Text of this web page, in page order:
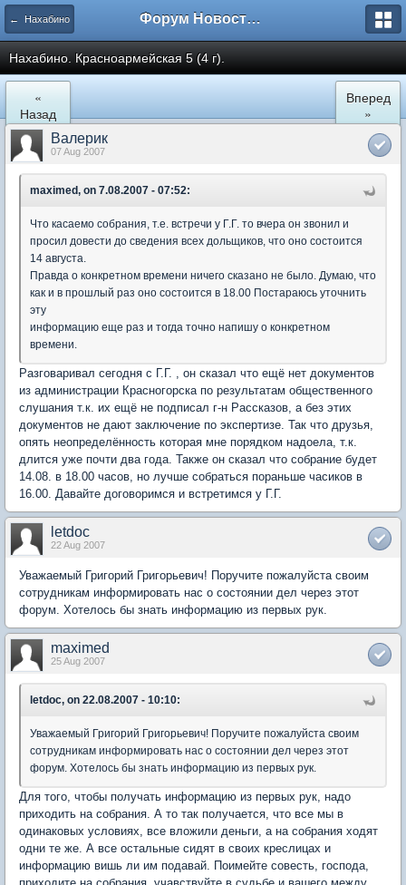
← Нахабино Форум Новостройки
Нахабино. Красноармейская 5 (4 г).
«
Назад
Вперед
»
Валерик
07 Aug 2007
maximed, on 7.08.2007 - 07:52:
Что касаемо собрания, т.е. встречи у Г.Г. то вчера он звонил и
просил довести до сведения всех дольщиков, что оно состоится
14 августа.
Правда о конкретном времени ничего сказано не было. Думаю, что
как и в прошлый раз оно состоится в 18.00 Постараюсь уточнить
эту
информацию еще раз и тогда точно напишу о конкретном
времени.
Разговаривал сегодня с Г.Г. , он сказал что ещё нет документов
из администрации Красногорска по результатам общественного
слушания т.к. их ещё не подписал г-н Рассказов, а без этих
документов не дают заключение по экспертизе. Так что друзья,
опять неопределённость которая мне порядком надоела, т.к.
длится уже почти два года. Также он сказал что собрание будет
14.08. в 18.00 часов, но лучше собраться пораньше часиков в
16.00. Давайте договоримся и встретимся у Г.Г.
letdoc
22 Aug 2007
Уважаемый Григорий Григорьевич! Поручите пожалуйста своим
сотрудникам информировать нас о состоянии дел через этот
форум. Хотелось бы знать информацию из первых рук.
maximed
25 Aug 2007
letdoc, on 22.08.2007 - 10:10:
Уважаемый Григорий Григорьевич! Поручите пожалуйста своим
сотрудникам информировать нас о состоянии дел через этот
форум. Хотелось бы знать информацию из первых рук.
Для того, чтобы получать информацию из первых рук, надо
приходить на собрания. А то так получается, что все мы в
одинаковых условиях, все вложили деньги, а на собрания ходят
одни те же. А все остальные сидят в своих креслицах и
информацию вишь ли им подавай. Поимейте совесть, господа,